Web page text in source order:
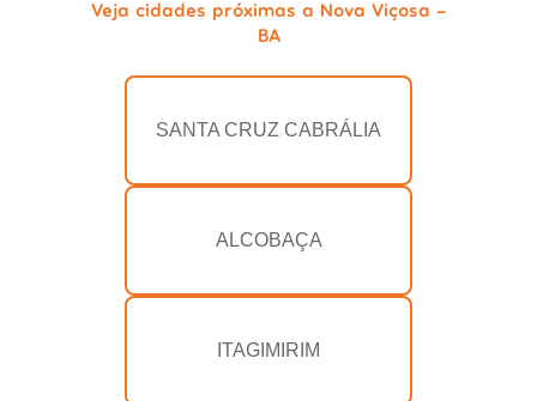
Veja cidades próximas a Nova Viçosa -
BA
SANTA CRUZ CABRÁLIA
ALCOBAÇA
ITAGIMIRIM